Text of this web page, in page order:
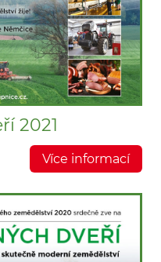
2021
Více informací